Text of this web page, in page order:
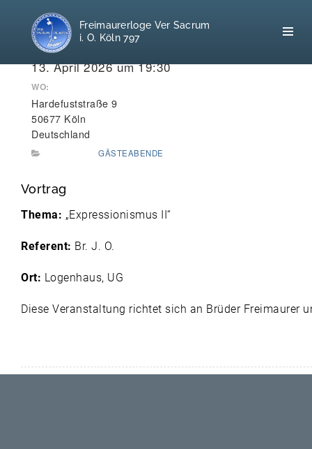
Leitgedanken
Geschichte
Berühmte Freimaurer
Freimaurerloge Ver Sacrum
i. O. Köln 797
WANN:
13. April 2026 um 19:30
WO:
Hardefuststraße 9
50677 Köln
Deutschland
GÄSTEABENDE
Vortrag
Thema: „Expressionismus II“
Referent: Br. J. O.
Ort: Logenhaus, UG
Diese Veranstaltung richtet sich an Brüder Freimaurer